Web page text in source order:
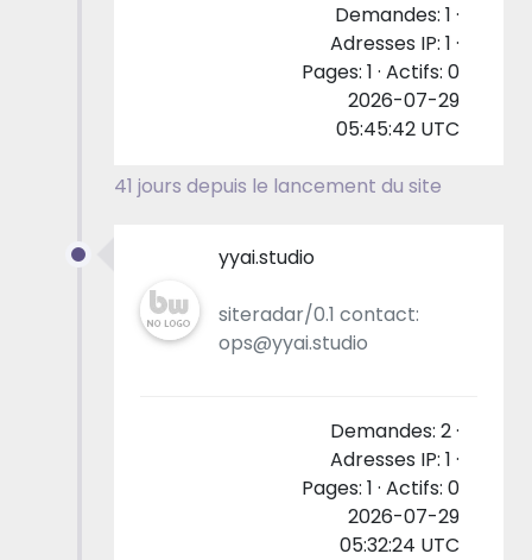
Demandes: 1 ·
Adresses IP: 1 ·
Pages: 1 · Actifs: 0
2026-07-29
05:45:42 UTC
41 jours depuis le lancement du site
yyai.studio
siteradar/0.1 contact:
ops@yyai.studio
Demandes: 2 ·
Adresses IP: 1 ·
Pages: 1 · Actifs: 0
2026-07-29
05:32:24 UTC